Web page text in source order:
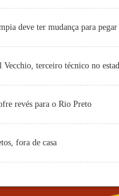
deve ter mudança para pegar
terceiro técnico no
revés para o Rio Preto
fora de casa